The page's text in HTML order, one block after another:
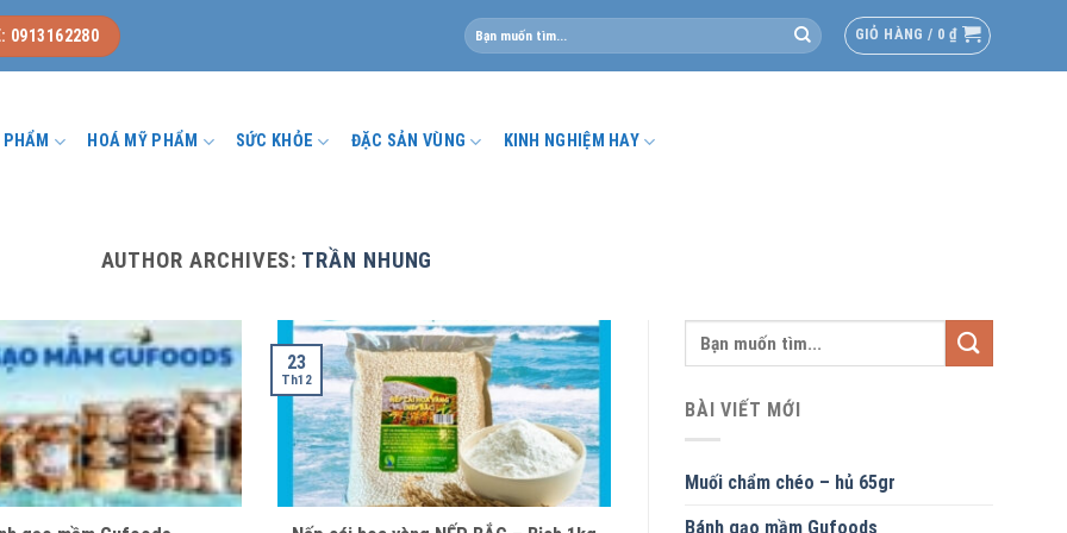
0913162280
Tìm
kiếm:
GIỎ HÀNG / 0 ₫
PHẨM HOÁ MỸ PHẨM SỨC KHỎE ĐẶC SẢN VÙNG KINH NGHIỆM HAY
AUTHOR ARCHIVES: TRẦN NHUNG
23
Th12
BÀI VIẾT MỚI
Muối chẩm chéo – hủ 65gr
Bánh gạo mầm Gufoods